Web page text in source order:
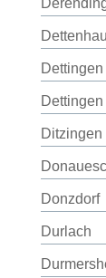
Ditzingen
Donzdorf
Durlach